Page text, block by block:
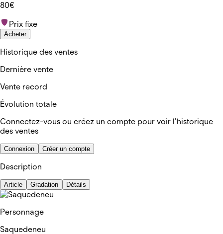
80€
Prix fixe
Acheter
Historique des ventes
Dernière vente
Vente record
Évolution totale
Connectez-vous ou créez un compte pour voir l'historique
des ventes
Connexion Créer un compte
Description
Article Gradation Détails
Personnage
Saquedeneu